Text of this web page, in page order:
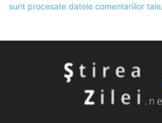
sunt procesate datele comentariilor tale.